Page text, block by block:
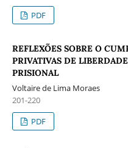
PDF
REFLEXÕES SOBRE O
PRIVATIVAS DE
PRISIONAL
Voltaire de Lima Moraes
201-220
PDF